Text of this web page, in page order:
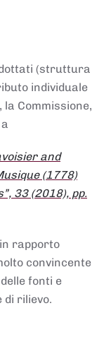
(struttura
individuale
la Commissione,
and
(1778)
33 (2018), pp.
rapporto
convincente
fonti e
di rilievo.